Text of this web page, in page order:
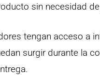
sin necesidad
tengan acceso a
surgir durante la